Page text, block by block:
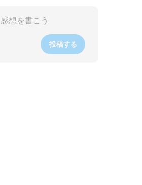
投稿する